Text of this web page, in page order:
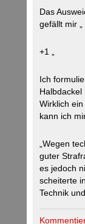
Das
gefällt mir „
+1 „
Ich
Halbdackel
Wirklich
kann ich
„Wegen
guter
es jedoch
scheiterte
Technik